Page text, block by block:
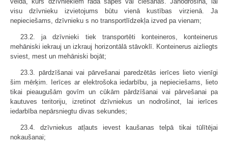
visu dzīvnieku izvietojums būtu vienā kustības virzienā. Ja
nepieciešams, dzīvnieku s no transportlīdzekļa izved pa vienam;
23.2. ja dzīvnieki tiek transportēti konteineros, konteinerus
mehāniski iekrauj un izkrauj horizontālā stāvoklī. Konteinerus aizliegts
sviest, mest un mehāniski bojāt;
23.3. pārdzīšanai vai pārvešanai paredzētās ierīces lieto vienīgi
šim mērķim. Ierīces ar elektrošoka iedarbību, ja nepieciešams, lieto
tikai pieaugušām govīm un cūkām pārdzīšanai vai pārvešanai pa
kautuves teritoriju, izretinot dzīvniekus un nodrošinot, lai ierīces
iedarbība nepārsniegtu divas sekundes;
23.4. dzīvniekus atļauts ievest kaušanas telpā tikai tūlītējai
nokaušanai;